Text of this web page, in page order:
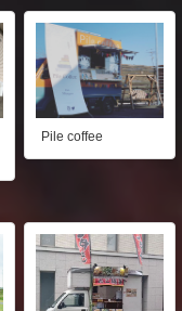
Pile coffee